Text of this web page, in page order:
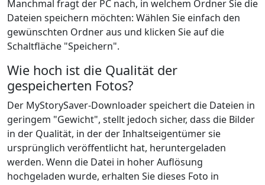
Manchmal fragt der PC nach, in welchem Ordner Sie die
Dateien speichern möchten: Wählen Sie einfach den
gewünschten Ordner aus und klicken Sie auf die
Schaltfläche "Speichern".
Wie hoch ist die Qualität der
gespeicherten Fotos?
Der MyStorySaver-Downloader speichert die Dateien in
geringem "Gewicht", stellt jedoch sicher, dass die Bilder
in der Qualität, in der der Inhaltseigentümer sie
ursprünglich veröffentlicht hat, heruntergeladen
werden. Wenn die Datei in hoher Auflösung
hochgeladen wurde, erhalten Sie dieses Foto in